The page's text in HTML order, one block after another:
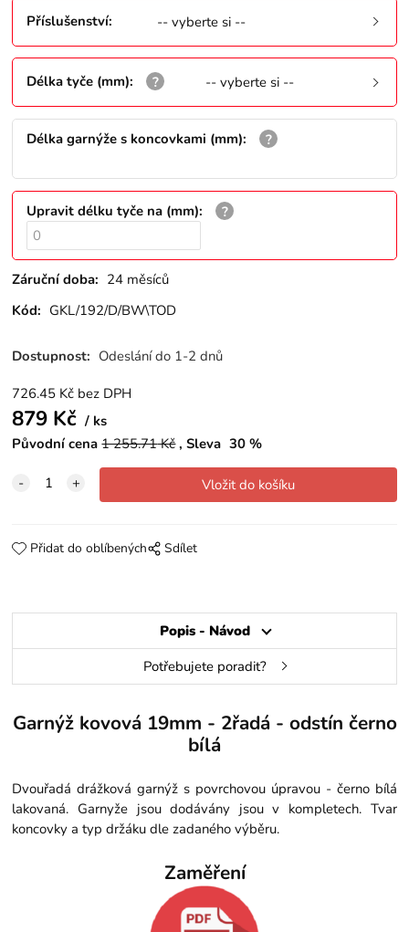
Příslušenství: -- vyberte si --
Délka tyče (mm): -- vyberte si --
Délka garnýže s koncovkami (mm):
Upravit délku tyče na (mm):
Záruční doba: 24 měsíců
Kód: GKL/192/D/BW\TOD
Dostupnost: Odeslání do 1-2 dnů
726.45 Kč bez DPH
879 Kč
ks
Původní cena 1 255.71Kč Sleva 30 %
Přidat do oblíbených Sdílet
Popis - Návod
Potřebujete poradit?
Garnýž kovová 19mm - 2řadá - odstín černo
bílá
Dvouřadá drážková garnýž s povrchovou úpravou - černo bílá
lakovaná. Garnyže jsou dodávány jsou v kompletech. Tvar
koncovky a typ držáku dle zadaného výběru.
Zaměření